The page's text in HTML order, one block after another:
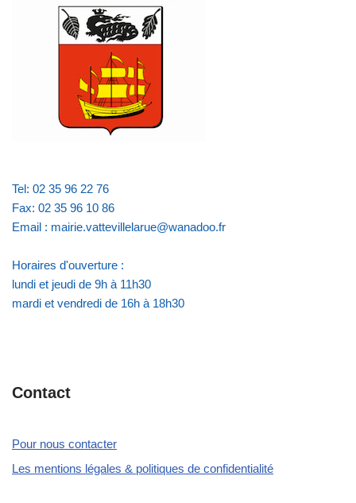
Tel: 02 35 96 22 76
Fax: 02 35 96 10 86
Email : mairie.vattevillelarue@wanadoo.fr
Horaires d'ouverture :
lundi et jeudi de 9h à 11h30
mardi et vendredi de 16h à 18h30
Contact
Pour nous contacter
Les mentions légales & politiques de confidentialité